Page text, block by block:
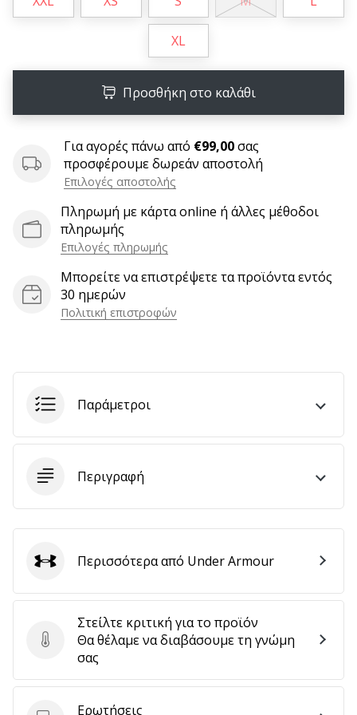
6 λεπτά ανάγνωσης
της
χάντμπολ
Είσαι
λάτρης
χάντμπολ
όπως
εμείς;
πρεσβευτής/
πρέσβειρα
Εμφάνιση
όλων
άρθρων
XL
Προσθήκη στο καλάθι
Για αγορές πάνω από €99,00σας
προσφέρουμε δωρεάν αποστολή
Επιλογές αποστολής
Πληρωμή με κάρτα online ή άλλες μέθοδοι
πληρωμής
Επιλογές πληρωμής
Μπορείτε να επιστρέψετε τα προϊόντα εντός
30 ημερών
Πολιτική επιστροφών
Παράμετροι
Περιγραφή
Στείλτε κριτική για το προϊόν
Στείλτε κριτική για το προϊόν
Θα θέλαμε να διαβάσουμε τη γνώμη
σας
Ερωτήσεις
Under Armour
Περισσότερα από Under Armour